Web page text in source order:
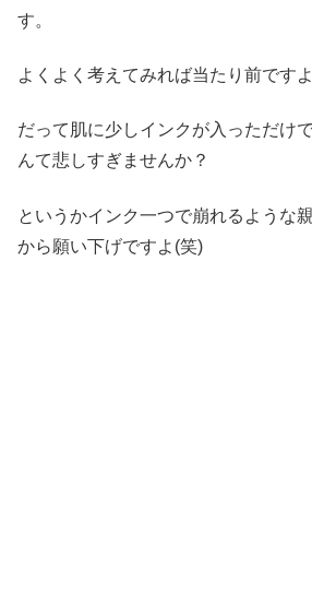
す。
よくよく考えてみれば当たり前ですよ
だって肌に少しインクが入っただけ
んて悲しすぎませんか？
というかインク一つで崩れるような
から願い下げですよ(笑)